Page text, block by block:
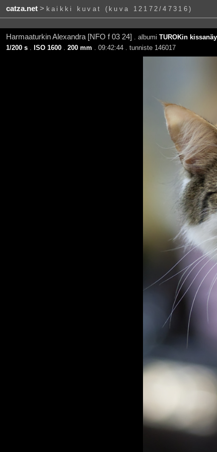
catza.net> kaikki kuvat (kuva 12172/47316)
Harmaaturkin Alexandra [NFO f 03 24]
. albumi TUROKin
1/200 s. ISO 1600. 200 mm . 09:42:44 . tunniste 146017